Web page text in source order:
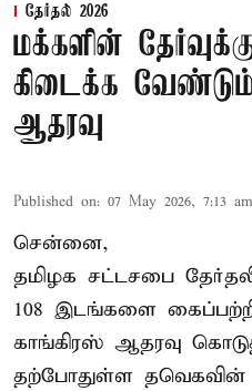
தேர்தல் 2026
மக்களின்
கிடைக்க
ஆதரவு
Published on: 07 May 2026, 7:13 am
சென்னை,
தமிழக சட்டசபை
108 இடங்களை
காங்கிரஸ் ஆதரவு
தற்போதுள்ள